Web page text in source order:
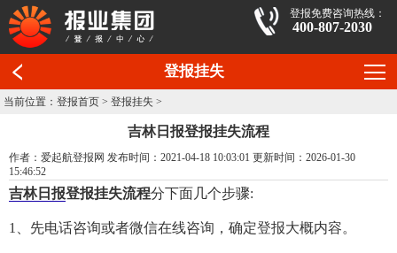
登报免费咨询热线：
400-807-2030
登报挂失
当前位置：登报首页 >登报挂失 >
吉林日报登报挂失流程
作者：爱起航登报网 发布时间：2021-04-18 10:03:01 更新时间：2026-01-30
15:46:52
吉林日报登报挂失流程分下面几个步骤:
1、先电话咨询或者微信在线咨询，确定登报大概内容。